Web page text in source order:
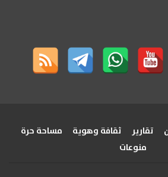
تقارير ثقافة وهوية
مساحة حرة
منوعات